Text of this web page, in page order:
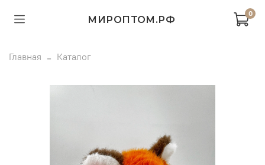
МИРОПТОМ.РФ
0
Главная Каталог